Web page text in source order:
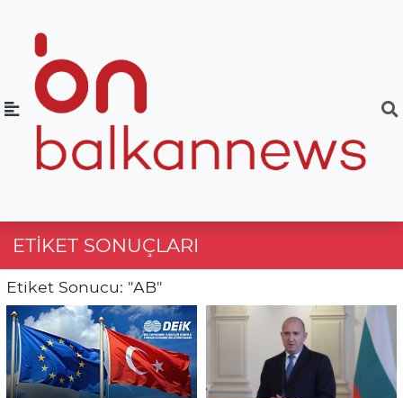
ETIKET SONUÇLARI
Etiket Sonucu: "AB"